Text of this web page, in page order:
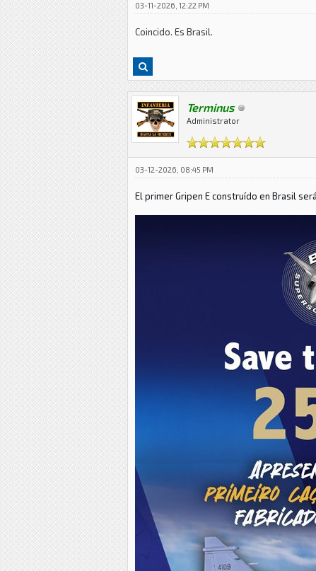
03-11-2026, 12:22 PM
Coincido. Es Brasil.
Terminus
Administrator
03-12-2026, 08:45 PM
El primerGripen E construído en Brasil